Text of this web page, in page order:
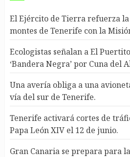
El Ejército de Tierra refuerza
montes de Tenerife con la
Ecologistas señalan a El
‘Bandera Negra’ por Cuna del
Una avería obliga a una
vía del sur de Tenerife.
Tenerife activará cortes de
Papa León XIV el 12 de junio.
Gran Canaria se prepara para